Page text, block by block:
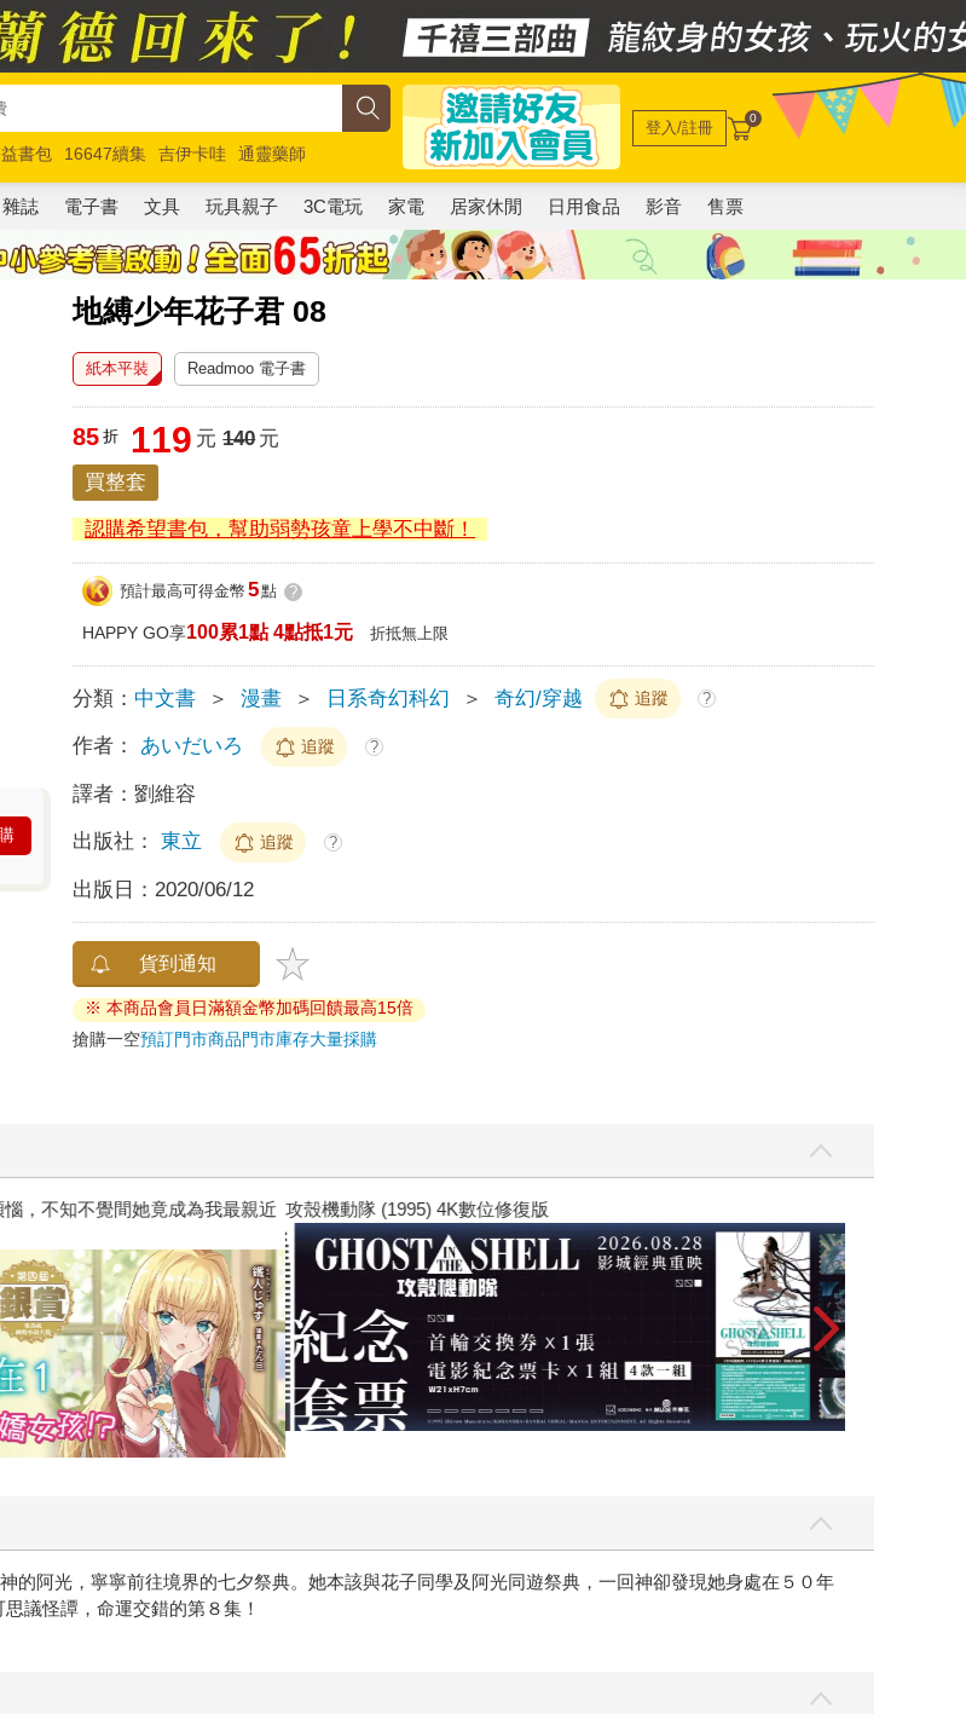
書包 16647續集 吉伊卡哇
通靈藥師
克 玩具總動員5 超慢跑
登入/註冊 0
雜誌 電子書 文具 玩具親子 3C電玩 家電 居家休閒 日用食品 影音 售票
地縛少年花子君 08
紙本平裝 Readmoo 電子書
85 折 119 元 140元
買整套
認購希望書包，幫助弱勢孩童上學不中斷！
預計最高可得金幣 5點 ?
HAPPY GO享100累1點 4點抵1元 折抵無上限
分類： 中文書 ＞ 漫畫 ＞ 日系奇幻科幻 ＞ 奇幻/穿越 追蹤 ?
作者： あいだいろ 追蹤 ?
譯者：劉維容
出版社： 東立 追蹤 ?
出版日： 2020/06/12
貨到通知
※ 本商品會員日滿額金幣加碼回饋最高15倍
搶購一空預訂門市商品門市庫存大量採購
竟成為我最親近 攻殼機動隊 (1995) 4K數位修復版
的阿光，寧寧前往境界的七夕祭典。她本該與花子同學及阿光同遊祭典，一回神卻發現她身處在５０年
議怪譚，命運交錯的第８集！